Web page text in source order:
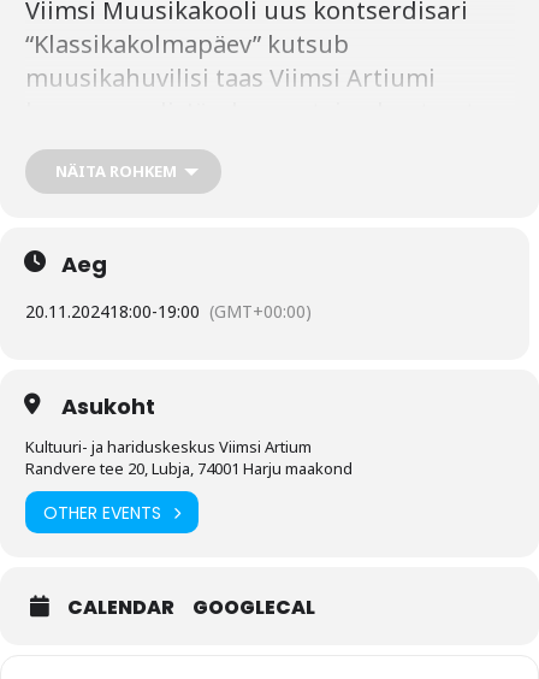
Viimsi Muusikakooli uus kontserdisari
“Klassikakolmapäev” kutsub
muusikahuvilisi taas Viimsi Artiumi
toob teie ette Viimsi Muusikakooli
õpetajad Anne-Mai Palm (klaver), Heiki
Palm (viiul). Viimane on suundumas
rahvusvahelisele konkursile mille
ettevalmistuseks just antud kontsert on.
Kavas on Lysenko, Bach, Puur, Ysaye, Saint-
Saens, Dvorak.
NÄITA ROHKEM
Aeg
20.11.202418:00-19:00 (GMT+00:00)
Asukoht
Kultuuri- ja hariduskeskus Viimsi Artium
Randvere tee 20, Lubja, 74001 Harju maakond
OTHER EVENTS
CALENDAR GOOGLECAL